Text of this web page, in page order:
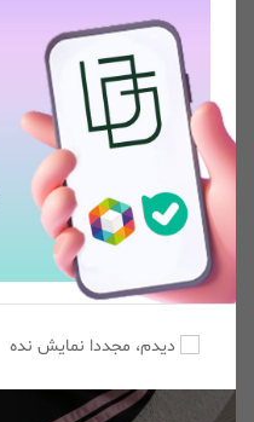
دیدم، مجددا نمایش نده